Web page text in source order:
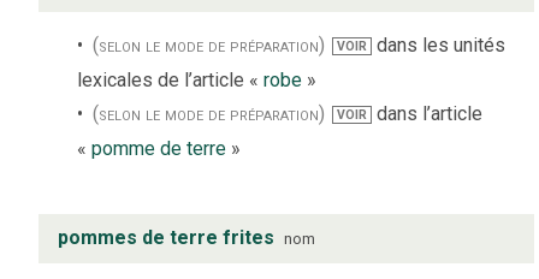
(selon le mode de préparation) VOIR
dans les unités
lexicales de l’article « robe »
(selon le mode de préparation)
VOIR dans l’article
« pomme de terre »
pommes de terre frites nom